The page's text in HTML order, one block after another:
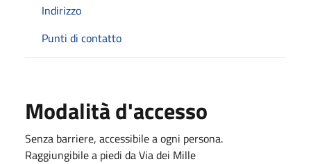
Indirizzo
Punti di contatto
Modalità d'accesso
Senza barriere, accessibile a ogni persona.
Raggiungibile a piedi da Via dei Mille